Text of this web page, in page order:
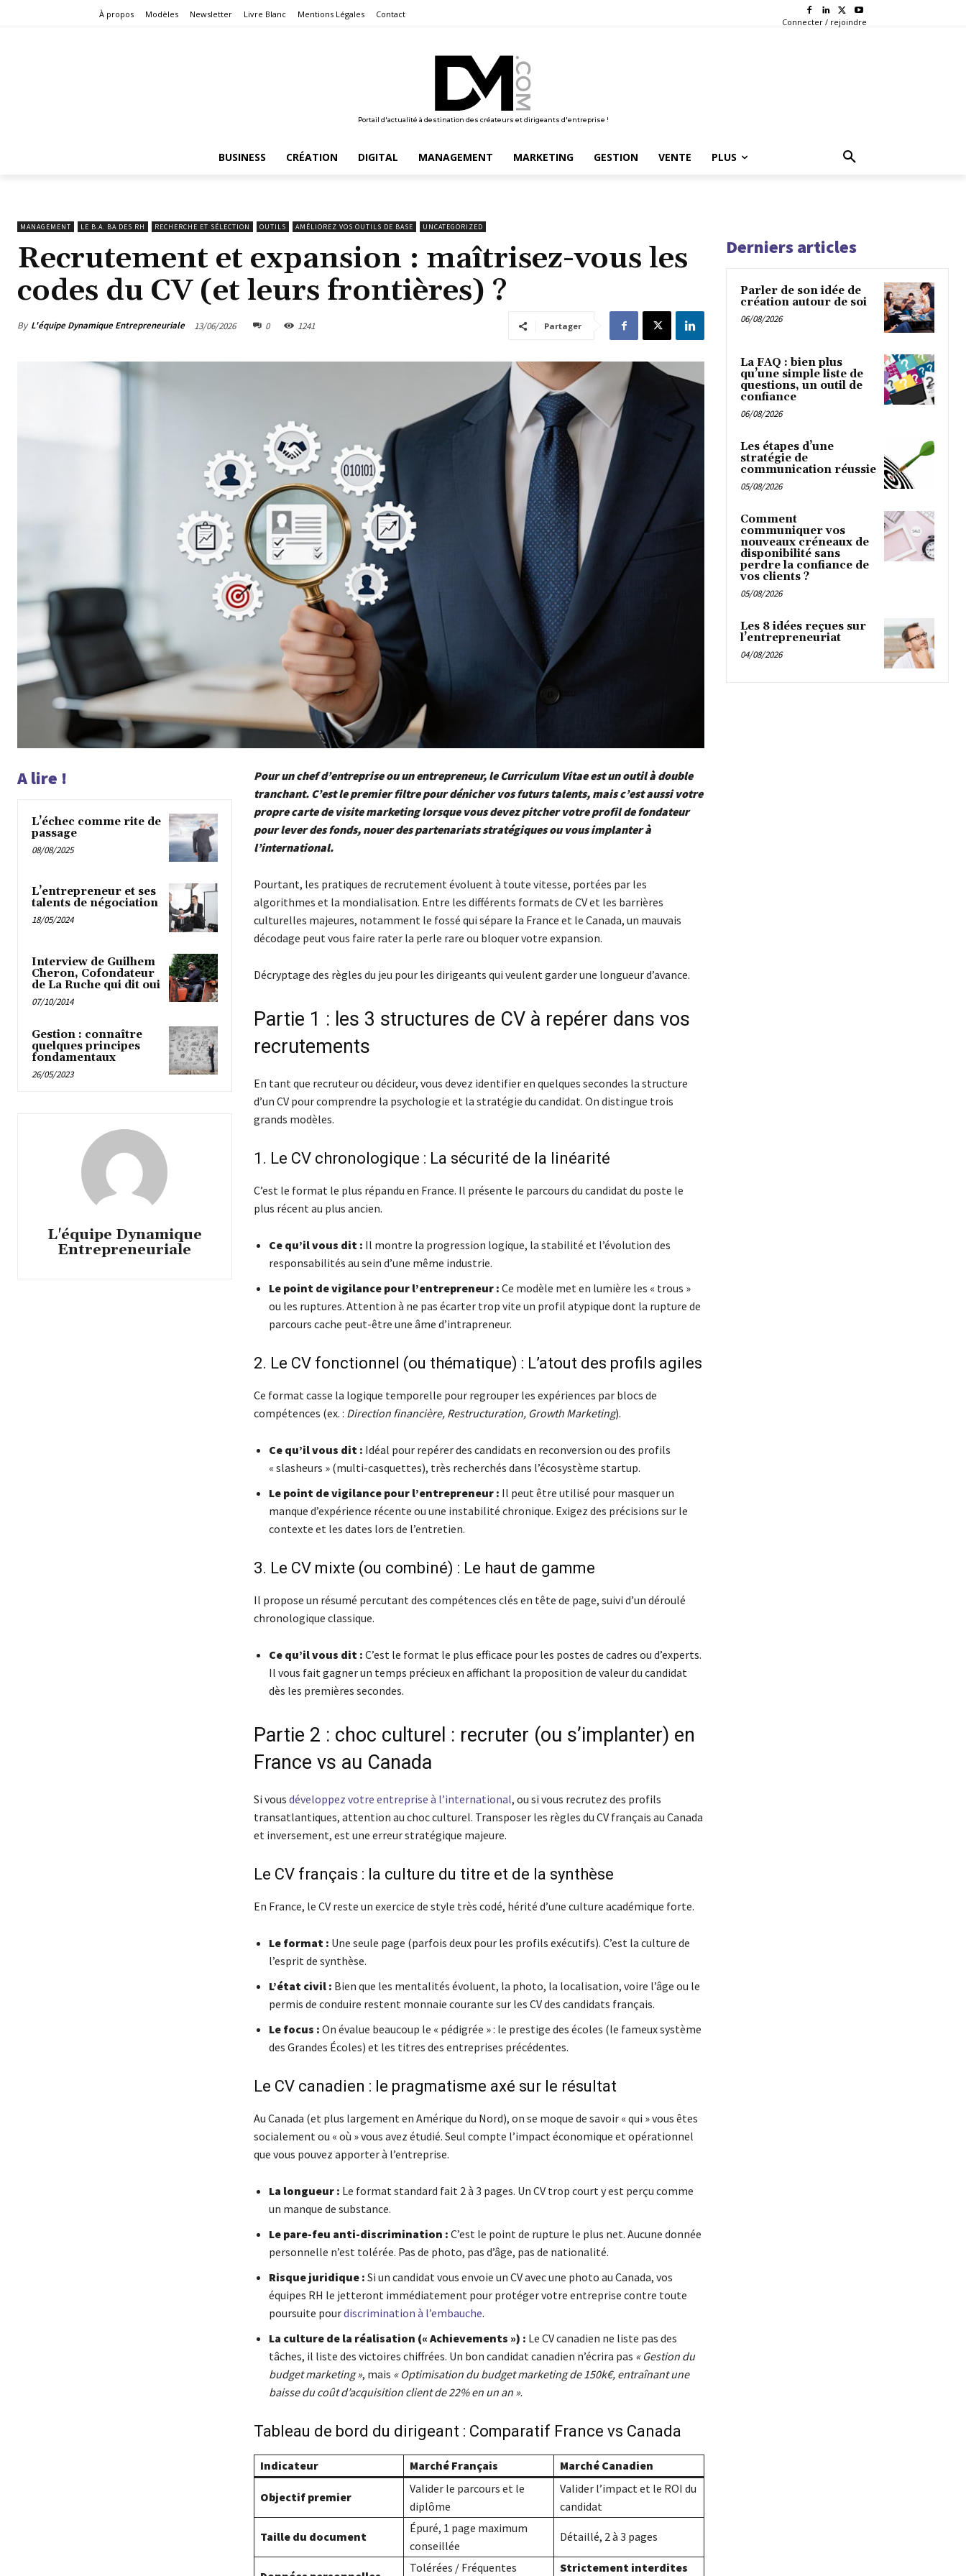
À propos Modèles Newsletter Livre Blanc Mentions Légales Contact
Connecter / rejoindre
Portail d'actualité à destination des créateurs et dirigeants d'entreprise !
BUSINESS CRÉATION DIGITAL MANAGEMENT MARKETING GESTION VENTE PLUS
MANAGEMENT LE B.A. BA DES RH RECHERCHE ET SÉLECTION OUTILS AMÉLIOREZ VOS OUTILS DE BASE UNCATEGORIZED
Recrutement et expansion : maîtrisez-vous les
codes du CV (et leurs frontières) ?
By L'équipe Dynamique Entrepreneuriale 13/06/2026 0 1241 Partager
A lire !
L’échec comme rite de
passage
08/08/2025
L’entrepreneur et ses
talents de négociation
18/05/2024
Interview de Guilhem
Cheron, Cofondateur
de La Ruche qui dit oui
07/10/2014
Gestion : connaître
quelques principes
fondamentaux
26/05/2023
L'équipe Dynamique
Entrepreneuriale
Pour un chef d’entreprise ou un entrepreneur, le Curriculum Vitae est un outil à double
tranchant. C’est le premier filtre pour dénicher vos futurs talents, mais c’est aussi votre
propre carte de visite marketing lorsque vous devez pitcher votre profil de fondateur
pour lever des fonds, nouer des partenariats stratégiques ou vous implanter à
l’international.
Pourtant, les pratiques de recrutement évoluent à toute vitesse, portées par les
algorithmes et la mondialisation. Entre les différents formats de CV et les barrières
culturelles majeures, notamment le fossé qui sépare la France et le Canada, un mauvais
décodage peut vous faire rater la perle rare ou bloquer votre expansion.
Décryptage des règles du jeu pour les dirigeants qui veulent garder une longueur d’avance.
Partie 1 : les 3 structures de CV à repérer dans vos
recrutements
En tant que recruteur ou décideur, vous devez identifier en quelques secondes la structure
d’un CV pour comprendre la psychologie et la stratégie du candidat. On distingue trois
grands modèles.
1. Le CV chronologique : La sécurité de la linéarité
C’est le format le plus répandu en France. Il présente le parcours du candidat du poste le
plus récent au plus ancien.
Ce qu’il vous dit : Il montre la progression logique, la stabilité et l’évolution des
responsabilités au sein d’une même industrie.
Le point de vigilance pour l’entrepreneur : Ce modèle met en lumière les « trous »
ou les ruptures. Attention à ne pas écarter trop vite un profil atypique dont la rupture de
parcours cache peut-être une âme d’intrapreneur.
2. Le CV fonctionnel (ou thématique) : L’atout des profils agiles
Ce format casse la logique temporelle pour regrouper les expériences par blocs de
compétences (ex. : Direction financière, Restructuration, Growth Marketing).
Ce qu’il vous dit : Idéal pour repérer des candidats en reconversion ou des profils
« slasheurs » (multi-casquettes), très recherchés dans l’écosystème startup.
Le point de vigilance pour l’entrepreneur : Il peut être utilisé pour masquer un
manque d’expérience récente ou une instabilité chronique. Exigez des précisions sur le
contexte et les dates lors de l’entretien.
3. Le CV mixte (ou combiné) : Le haut de gamme
Il propose un résumé percutant des compétences clés en tête de page, suivi d’un déroulé
chronologique classique.
Ce qu’il vous dit : C’est le format le plus efficace pour les postes de cadres ou d’experts.
Il vous fait gagner un temps précieux en affichant la proposition de valeur du candidat
dès les premières secondes.
Partie 2 : choc culturel : recruter (ou s’implanter) en
France vs au Canada
Si vous développez votre entreprise à l’international, ou si vous recrutez des profils
transatlantiques, attention au choc culturel. Transposer les règles du CV français au Canada
et inversement, est une erreur stratégique majeure.
Le CV français : la culture du titre et de la synthèse
En France, le CV reste un exercice de style très codé, hérité d’une culture académique forte.
Le format : Une seule page (parfois deux pour les profils exécutifs). C’est la culture de
l’esprit de synthèse.
L’état civil : Bien que les mentalités évoluent, la photo, la localisation, voire l’âge ou le
permis de conduire restent monnaie courante sur les CV des candidats français.
Le focus : On évalue beaucoup le « pédigrée » : le prestige des écoles (le fameux système
des Grandes Écoles) et les titres des entreprises précédentes.
Le CV canadien : le pragmatisme axé sur le résultat
Au Canada (et plus largement en Amérique du Nord), on se moque de savoir « qui » vous êtes
socialement ou « où » vous avez étudié. Seul compte l’impact économique et opérationnel
que vous pouvez apporter à l’entreprise.
La longueur : Le format standard fait 2 à 3 pages. Un CV trop court y est perçu comme
un manque de substance.
Le pare-feu anti-discrimination : C’est le point de rupture le plus net. Aucune donnée
personnelle n’est tolérée. Pas de photo, pas d’âge, pas de nationalité.
Risque juridique : Si un candidat vous envoie un CV avec une photo au Canada, vos
équipes RH le jetteront immédiatement pour protéger votre entreprise contre toute
poursuite pourdiscrimination à l’embauche.
La culture de la réalisation (« Achievements ») : Le CV canadien ne liste pas des
tâches, il liste des victoires chiffrées. Un bon candidat canadien n’écrira pas « Gestion du
budget marketing », mais « Optimisation du budget marketing de 150k€, entraînant une
baisse du coût d’acquisition client de 22% en un an ».
Tableau de bord du dirigeant : Comparatif France vs Canada
Indicateur Marché Français Marché Canadien
Objectif premier
Valider le parcours et le
diplôme
Valider l’impact et le ROI du
candidat
Taille du document
Épuré, 1 page maximum
conseillée
Détaillé, 2 à 3 pages
Tolérées / Fréquentes Strictement interdites
Derniers articles
Parler de son idée de
création autour de soi
06/08/2026
La FAQ : bien plus
qu’une simple liste de
questions, un outil de
confiance
06/08/2026
Les étapes d’une
stratégie de
communication réussie
05/08/2026
Comment
communiquer vos
nouveaux créneaux de
disponibilité sans
perdre la confiance de
vos clients ?
05/08/2026
Les 8 idées reçues sur
l’entrepreneuriat
04/08/2026